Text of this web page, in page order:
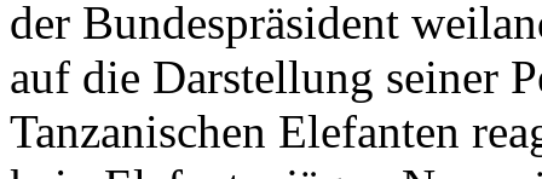
der Bundespräsident
auf die Darstellung seiner
Tanzanischen Elefanten